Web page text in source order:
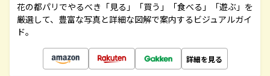
花の都パリでやるべき「見る」「買う」「食べる」「遊ぶ」を
厳選して、豊富な写真と詳細な図解で案内するビジュアルガイ
ド。
詳細を見る